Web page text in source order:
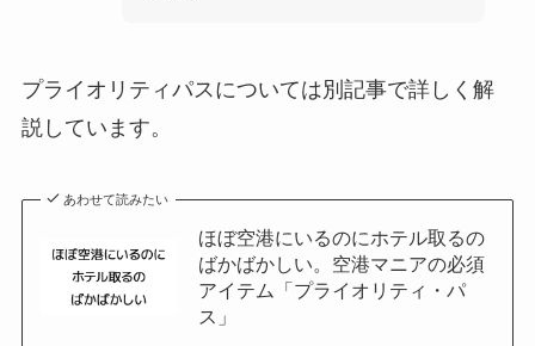
プライオリティパスについては別記事で詳しく解
説しています。
あわせて読みたい
ほぼ空港にいるのにホテル取るの
ばかばかしい。空港マニアの必須
アイテム「プライオリティ・パ
ス」